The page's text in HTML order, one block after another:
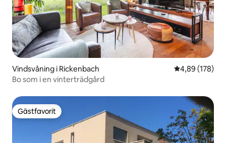
Vindsvåning i Rickenbach 4,89 av 5 i
4,89 (178)
Bo som i en vinterträdgård
Gästfavorit
Gästfavorit